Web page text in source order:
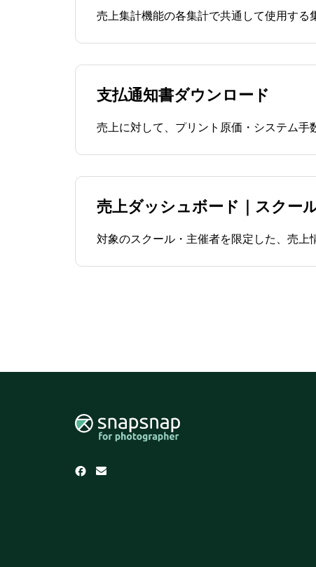
売上集計機能の各集計で共通して使用する
支払通知書ダウンロード
売上に対して、プリント原価・システム
売上ダッシュボード｜スクー
対象のスクール・主催者を限定した、売上